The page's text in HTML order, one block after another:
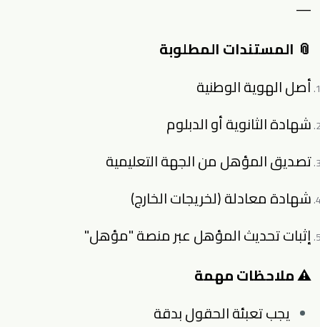
—
📎 المستندات المطلوبة
أصل الهوية الوطنية
شهادة الثانوية أو الدبلوم
تصديق المؤهل من الجهة التعليمية
شهادة معادلة (لخريجات الخارج)
إثبات تحديث المؤهل عبر منصة "مؤهل"
⚠ ملاحظات مهمة
يجب تعبئة الحقول بدقة